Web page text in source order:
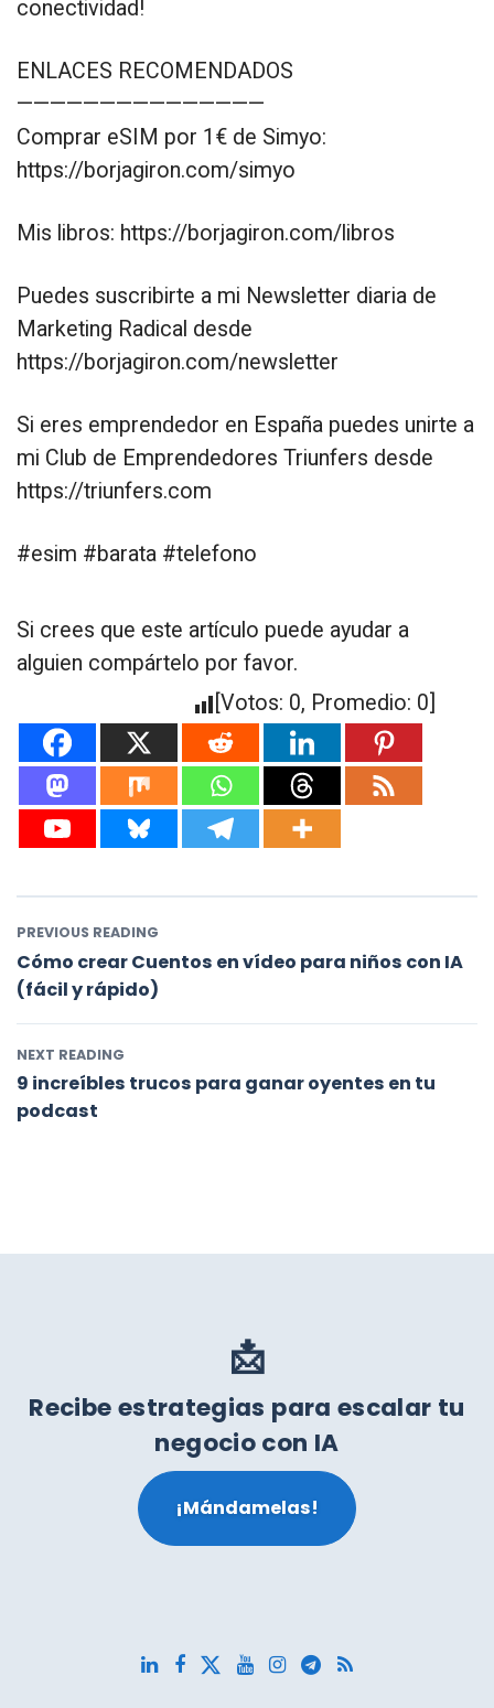
conectividad!
ENLACES RECOMENDADOS
———————————————
Comprar eSIM por 1€ de Simyo:
https://borjagiron.com/simyo
Mis libros: https://borjagiron.com/libros
Puedes suscribirte a mi Newsletter diaria de
Marketing Radical desde
https://borjagiron.com/newsletter
Si eres emprendedor en España puedes unirte a
mi Club de Emprendedores Triunfers desde
https://triunfers.com
#esim #barata #telefono
Si crees que este artículo puede ayudar a
alguien compártelo por favor.
[Votos: 0, Promedio: 0
PREVIOUS READING
Cómo crear Cuentos en vídeo para niños con IA
(fácil y rápido)
NEXT READING
9 increíbles trucos para ganar oyentes en tu
podcast
📩
Recibe estrategias para escalar tu
negocio con IA
¡Mándamelas!